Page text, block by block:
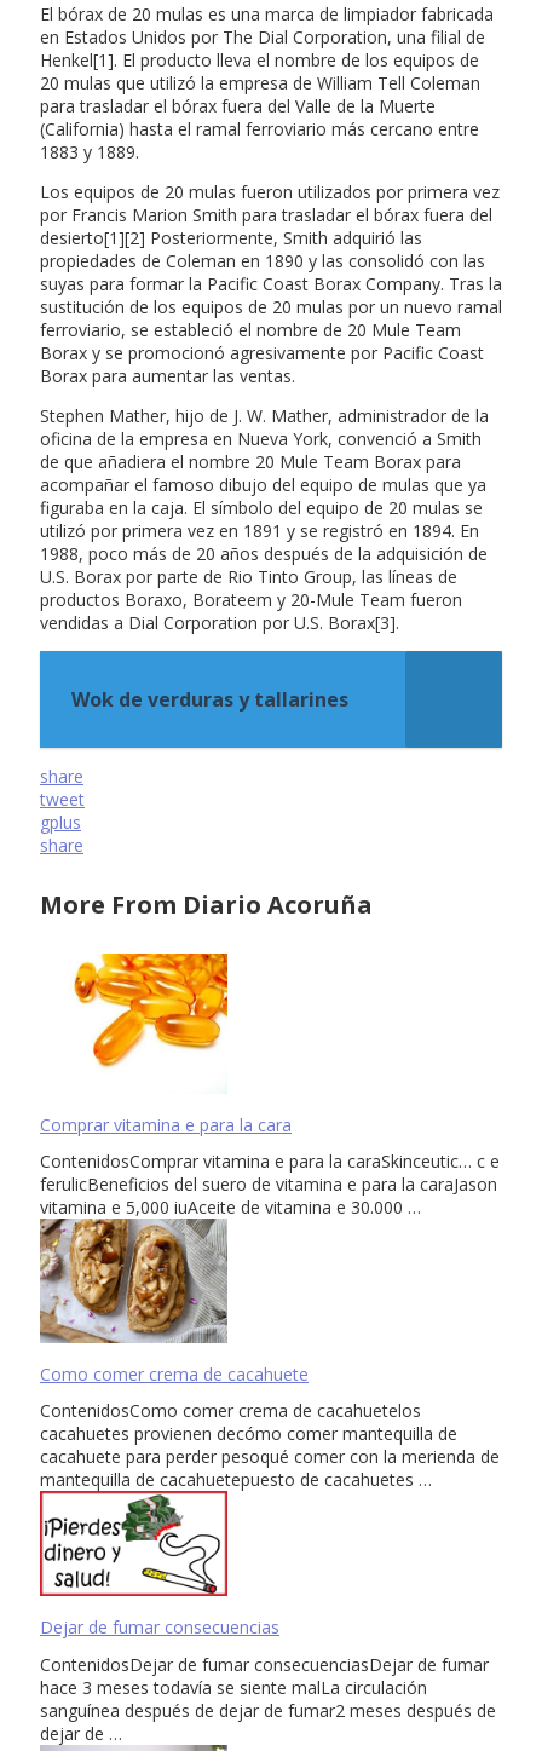
El bórax de 20 mulas es una marca de limpiador fabricada
en Estados Unidos por The Dial Corporation, una filial de
Henkel[1]. El producto lleva el nombre de los equipos de
20 mulas que utilizó la empresa de William Tell Coleman
para trasladar el bórax fuera del Valle de la Muerte
(California) hasta el ramal ferroviario más cercano entre
1883 y 1889.
Los equipos de 20 mulas fueron utilizados por primera vez
por Francis Marion Smith para trasladar el bórax fuera del
desierto[1][2] Posteriormente, Smith adquirió las
propiedades de Coleman en 1890 y las consolidó con las
suyas para formar la Pacific Coast Borax Company. Tras la
sustitución de los equipos de 20 mulas por un nuevo ramal
ferroviario, se estableció el nombre de 20 Mule Team
Borax y se promocionó agresivamente por Pacific Coast
Borax para aumentar las ventas.
Stephen Mather, hijo de J. W. Mather, administrador de la
oficina de la empresa en Nueva York, convenció a Smith
de que añadiera el nombre 20 Mule Team Borax para
acompañar el famoso dibujo del equipo de mulas que ya
figuraba en la caja. El símbolo del equipo de 20 mulas se
utilizó por primera vez en 1891 y se registró en 1894. En
1988, poco más de 20 años después de la adquisición de
U.S. Borax por parte de Rio Tinto Group, las líneas de
productos Boraxo, Borateem y 20-Mule Team fueron
vendidas a Dial Corporation por U.S. Borax[3].
Wok de verduras y tallarines
share
tweet
gplus
share
More From Diario Acoruña
Comprar vitamina e para la cara
ContenidosComprar vitamina e para la caraSkinceutic… c e
ferulicBeneficios del suero de vitamina e para la caraJason
vitamina e 5,000 iuAceite de vitamina e 30.000 …
Como comer crema de cacahuete
ContenidosComo comer crema de cacahuetelos
cacahuetes provienen decómo comer mantequilla de
cacahuete para perder pesoqué comer con la merienda de
mantequilla de cacahuetepuesto de cacahuetes …
Dejar de fumar consecuencias
ContenidosDejar de fumar consecuenciasDejar de fumar
hace 3 meses todavía se siente malLa circulación
sanguínea después de dejar de fumar2 meses después de
dejar de …